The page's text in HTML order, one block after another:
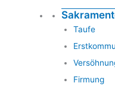
Taufe
Firmung